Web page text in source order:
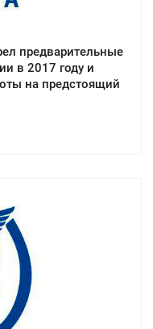
предварительные
в 2017 году и
на предстоящий